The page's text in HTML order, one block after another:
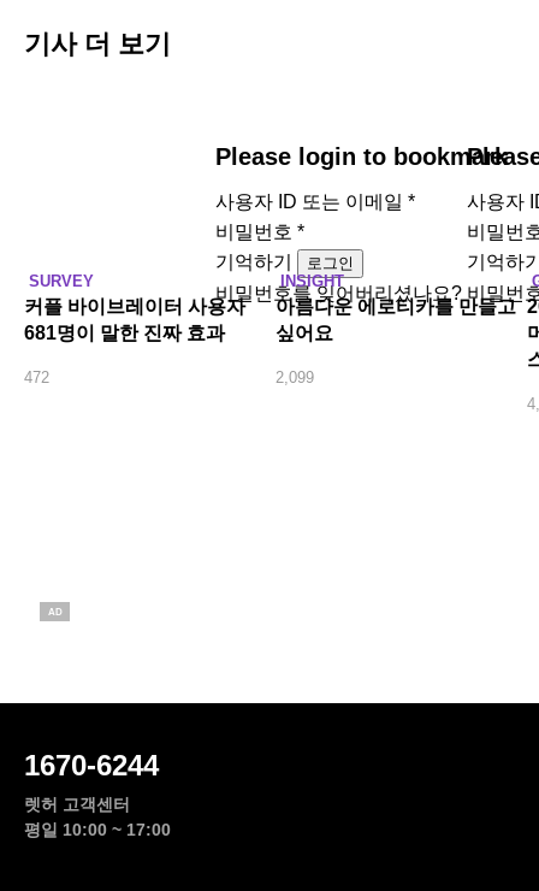
기사 더 보기
Please login to bookmark
사용자 ID 또는 이메일 *
비밀번호 *
기억하기
로그인
비밀번호를 잊어버리셨나요?
SURVEY
커플 바이브레이터 사용자
681명이 말한 진짜 효과
472
사용자
비밀번
기억하
비밀번
INSIGHT
아름다운 에로티카를 만들고
싶어요
2,099
AD
1670-6244
렛허 고객센터
평일 10:00 ~ 17:00